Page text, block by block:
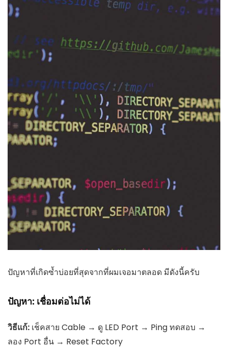
ปัญหาที่เกิดซ้ำบ่อยที่สุดจากที่ผมเจอมาตลอด มีดังนี้ครับ
ปัญหา: เชื่อมต่อไม่ได้
วิธีแก้: เช็คสาย Cable → ดู LED Port → Ping ทดสอบ →
ลอง Port อื่น → Reset Factory